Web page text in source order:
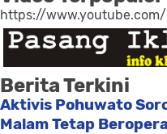
https://
Berita Terkini
Aktivis Pohuwato
Malam Tetap